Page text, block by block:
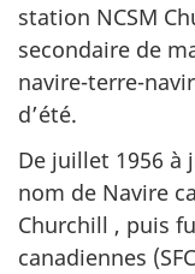
station NCSM
secondaire de
navire-terre-
d’été.
De juillet 1956
nom de Navire
Churchill , puis
canadiennes